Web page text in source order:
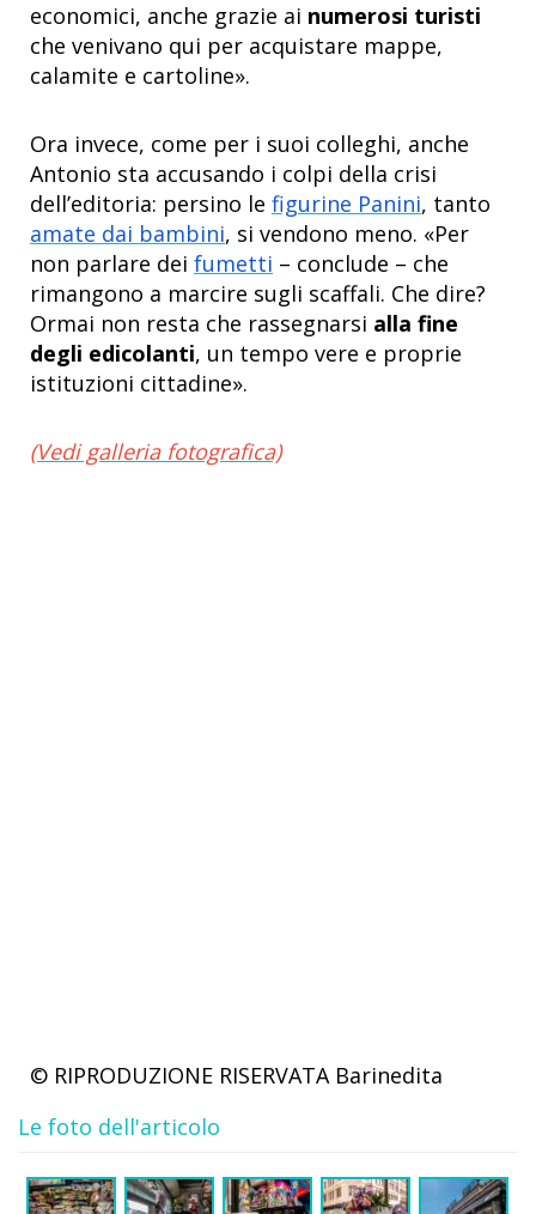
economici, anche grazie ai numerosi turisti
che venivano qui per acquistare mappe,
calamite e cartoline».
Ora invece, come per i suoi colleghi, anche
Antonio sta accusando i colpi della crisi
dell’editoria: persino le figurine Panini, tanto
amate dai bambini, si vendono meno. «Per
non parlare dei fumetti – conclude – che
rimangono a marcire sugli scaffali. Che dire?
Ormai non resta che rassegnarsi alla fine
degli edicolanti, un tempo vere e proprie
istituzioni cittadine».
(Vedi galleria fotografica)
© RIPRODUZIONE RISERVATA Barinedita
Le foto dell'articolo